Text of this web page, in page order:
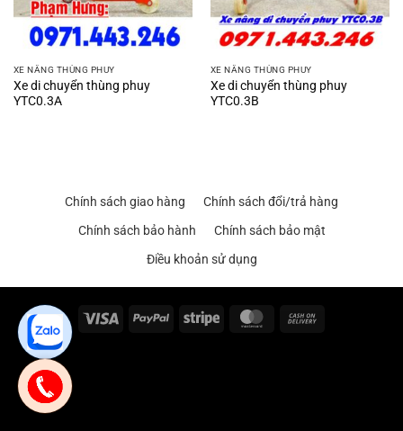
XE NÂNG THÙNG PHUY
Xe di chuyển thùng phuy
YTC0.3A
XE NÂNG THÙNG PHUY
Xe di chuyển thùng phuy
YTC0.3B
Chính sách giao hàng
Chính sách đổi/trả hàng
Chính sách bảo hành
Chính sách bảo mật
Điều khoản sử dụng
Visa PayPal Stripe MasterCard